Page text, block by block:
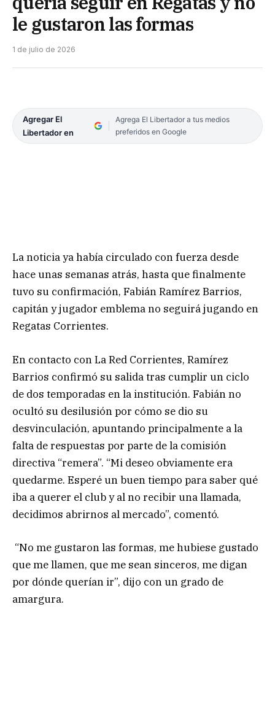
le gustaron las formas
1 de julio de 2026
Agregar El
Libertador en
Agrega El Libertador a tus medios
preferidos en Google
La noticia ya había circulado con fuerza desde
hace unas semanas atrás, hasta que finalmente
tuvo su confirmación, Fabián Ramírez Barrios,
capitán y jugador emblema no seguirá jugando en
Regatas Corrientes.
En contacto con La Red Corrientes, Ramírez
Barrios confirmó su salida tras cumplir un ciclo
de dos temporadas en la institución. Fabián no
ocultó su desilusión por cómo se dio su
desvinculación, apuntando principalmente a la
falta de respuestas por parte de la comisión
directiva “remera”. “Mi deseo obviamente era
quedarme. Esperé un buen tiempo para saber qué
iba a querer el club y al no recibir una llamada,
decidimos abrirnos al mercado”, comentó.
“No me gustaron las formas, me hubiese gustado
que me llamen, que me sean sinceros, me digan
por dónde querían ir”, dijo con un grado de
amargura.